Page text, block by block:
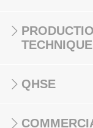
TECHNIQUE
QHSE